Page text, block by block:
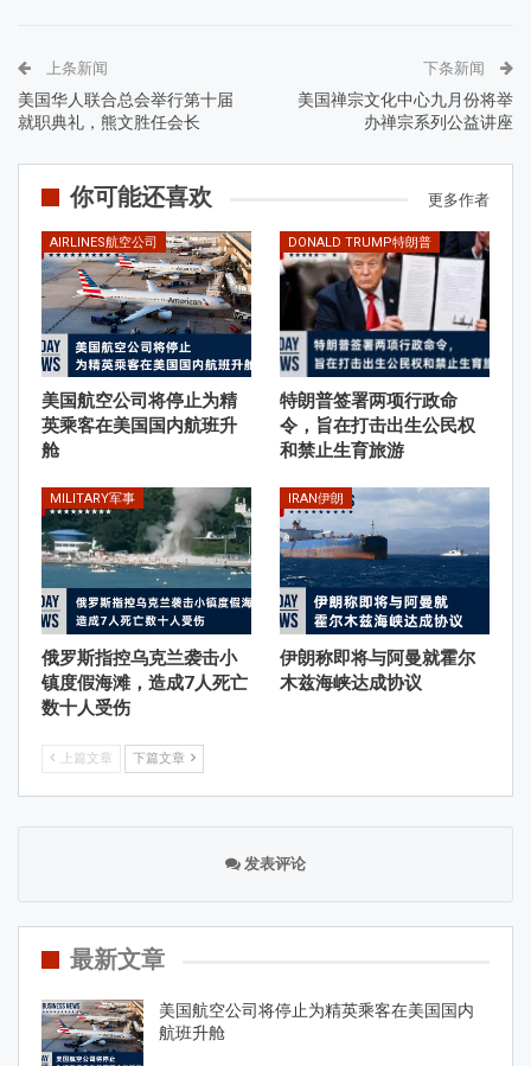
上条新闻
美国华人联合总会举行第十届
就职典礼，熊文胜任会长
下条新闻
美国禅宗文化中心九月份将举
办禅宗系列公益讲座
你可能还喜欢 更多作者
AIRLINES航空公司
美国航空公司将停止为精
英乘客在美国国内航班升
舱
DONALD TRUMP特朗普
特朗普签署两项行政命
令，旨在打击出生公民权
和禁止生育旅游
MILITARY军事
俄罗斯指控乌克兰袭击小
镇度假海滩，造成7人死亡
数十人受伤
IRAN伊朗
伊朗称即将与阿曼就霍尔
木兹海峡达成协议
上篇文章 下篇文章
发表评论
最新文章
美国航空公司将停止为精英乘客在美国国内
航班升舱